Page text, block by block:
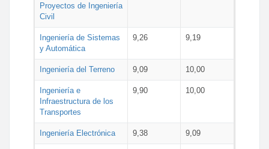
Proyectos de Ingeniería
Civil
Ingeniería de Sistemas
y Automática
9,26 9,19
Ingeniería del Terreno 9,09 10,00
Ingeniería e
Infraestructura de los
Transportes
9,90 10,00
Ingeniería Electrónica 9,38 9,09